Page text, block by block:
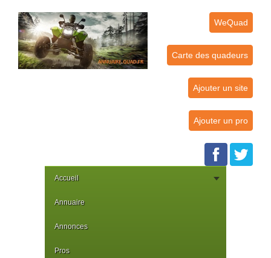
WeQuad
Carte des quadeurs
Ajouter un site
Ajouter un pro
Accueil
Annuaire
Annonces
Pros